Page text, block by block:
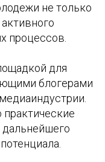
не только
процессов.
для
блогерами
практические